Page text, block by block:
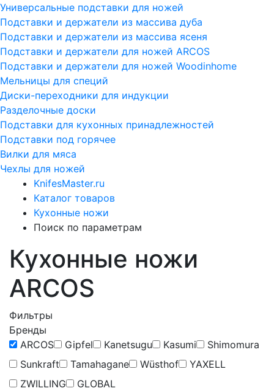
Универсальные подставки для ножей
Подставки и держатели из массива дуба
Подставки и держатели из массива ясеня
Подставки и держатели для ножей ARCOS
Подставки и держатели для ножей Woodinhome
Мельницы для специй
Диски-переходники для индукции
Разделочные доски
Подставки для кухонных принадлежностей
Подставки под горячее
Вилки для мяса
Чехлы для ножей
KnifesMaster.ru
Каталог товаров
Кухонные ножи
Поиск по параметрам
Кухонные ножи
ARCOS
Фильтры
Бренды
ARCOS
Gipfel Kanetsugu Kasumi
Shimomura
Sunkraft
Tamahagane Wüsthof
YAXELL
ZWILLING
GLOBAL